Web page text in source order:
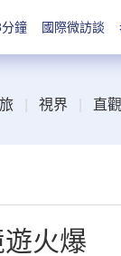
鐘 國際微訪談
視界 直
遊火爆